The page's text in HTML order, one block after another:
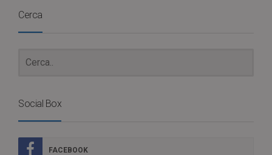
Cerca
Social Box
FACEBOOK